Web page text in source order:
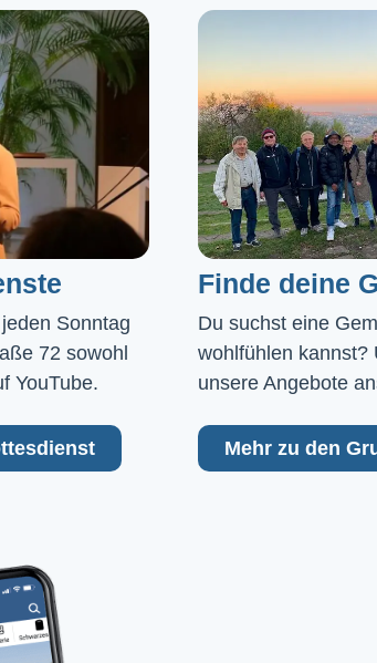
Sonntag
72 sowohl
YouTube.
Finde deine
Du suchst eine
wohlfühlen kannst?
unsere Angebote
Mehr zu den